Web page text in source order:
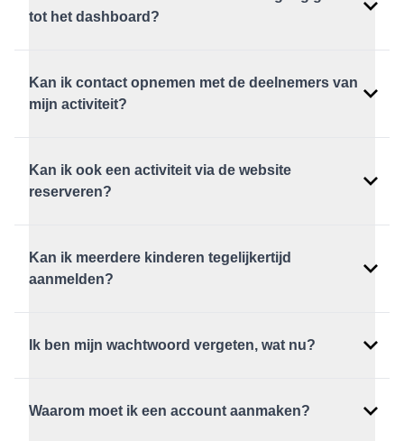
tot het dashboard?
Kan ik contact opnemen met de deelnemers van
mijn activiteit?
Kan ik ook een activiteit via de website
reserveren?
Activiteiten
Kan ik meerdere kinderen tegelijkertijd
aanmelden?
Ik ben mijn wachtwoord vergeten, wat nu?
wachtwoord vergeten
Waarom moet ik een account aanmaken?